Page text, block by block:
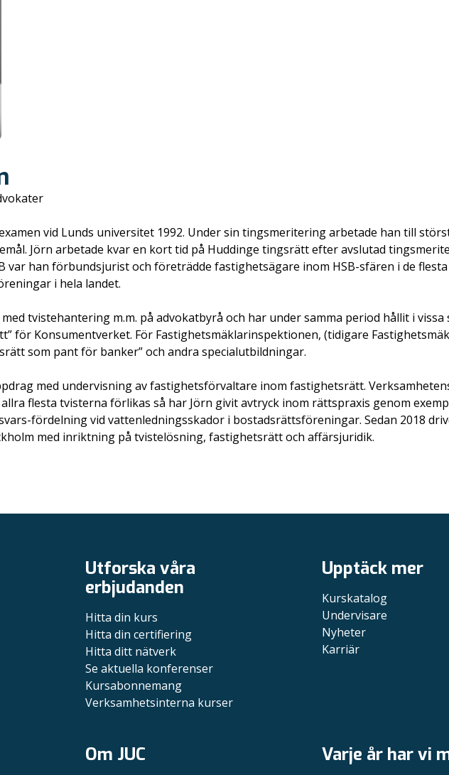
vid Lunds universitet 1992. Under sin tingsmeritering arbetade han till
Jörn arbetade kvar en kort tid på Huddinge tingsrätt efter avslutad
var han förbundsjurist och företrädde fastighetsägare inom HSB-sfären i de
i hela landet.
tvistehantering m.m. på advokatbyrå och har under samma period hållit i
för Konsumentverket. För Fastighetsmäklarinspektionen, (tidigare
som pant för banker” och andra specialutbildningar.
med undervisning av fastighetsförvaltare inom fastighetsrätt.
flesta tvisterna förlikas så har Jörn givit avtryck inom rättspraxis genom
fördelning vid vattenledningsskador i bostadsrättsföreningar. Sedan 2018
med inriktning på tvistelösning, fastighetsrätt och affärsjuridik.
Utforska våra
erbjudanden
Hitta din kurs
Hitta din certifiering
Hitta ditt nätverk
Se aktuella konferenser
Kursabonnemang
Verksamhetsinterna kurser
Upptäck mer
Kurskatalog
Undervisare
Nyheter
Karriär
Om JUC Varje år har vi